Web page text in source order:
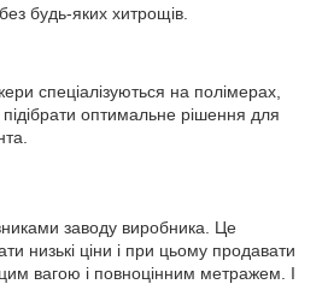
будь-яких хитрощів.
спеціалізуються на полімерах,
оптимальне рішення для
заводу виробника. Це
низькі ціни і при цьому продавати
вагою і повноцінним метражем. І